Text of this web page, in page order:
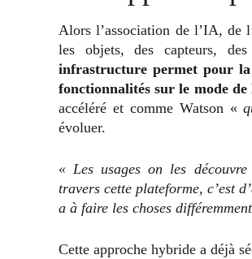
Alors l’association de l’IA, de
les objets, des capteurs,
infrastructure permet pour la
fonctionnalités sur le mode de
accéléré et comme Watson «
évoluer.
« Les usages on les
travers cette plateforme, c’est
a à faire les choses différemment
Cette approche hybride a déjà